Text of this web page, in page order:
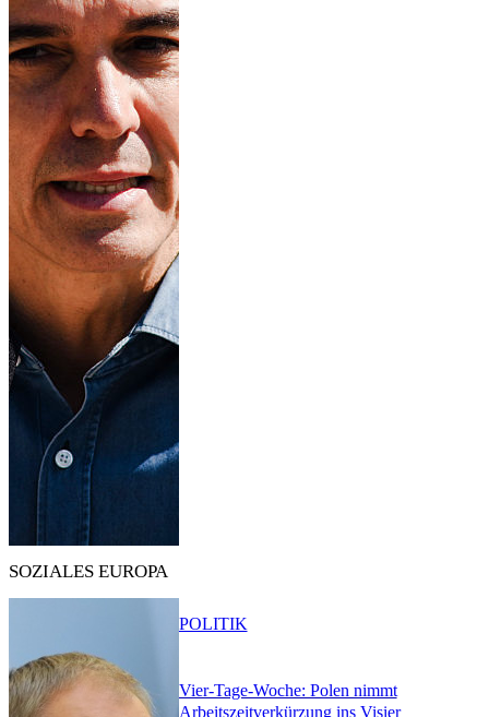
SOZIALES EUROPA
Vier-Tage-Woche: Polen nimmt
Arbeitszeitverkürzung ins Visier
POLITIK